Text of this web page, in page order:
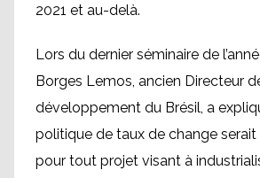
2021 et au-delà.
Lors du dernier séminaire de
Borges Lemos, ancien Directeur
développement du Brésil, a
politique de taux de change
pour tout projet visant à